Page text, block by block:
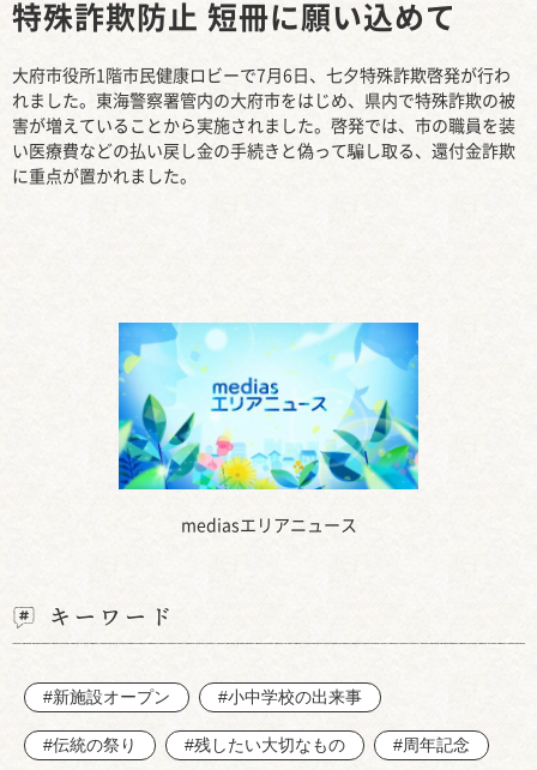
mediasエリアニュース
特殊詐欺防止 短冊に願い込めて
大府市役所1階市民健康ロビーで7月6日、七夕特殊詐欺啓発が行わ
れました。東海警察署管内の大府市をはじめ、県内で特殊詐欺の被
害が増えていることから実施されました。啓発では、市の職員を装
い医療費などの払い戻し金の手続きと偽って騙し取る、還付金詐欺
に重点が置かれました。
キーワード
#新施設オープン #小中学校の出来事
#伝統の祭り #残したい大切なもの #周年記念